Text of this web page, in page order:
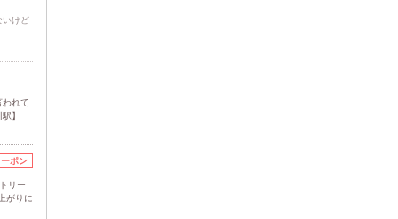
いけど
われて
】
ポン
リー
がりに